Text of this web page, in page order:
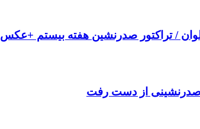
/ تراکتور صدرنشین هفته بیستم +عکس
صدرنشینی از دست رفت